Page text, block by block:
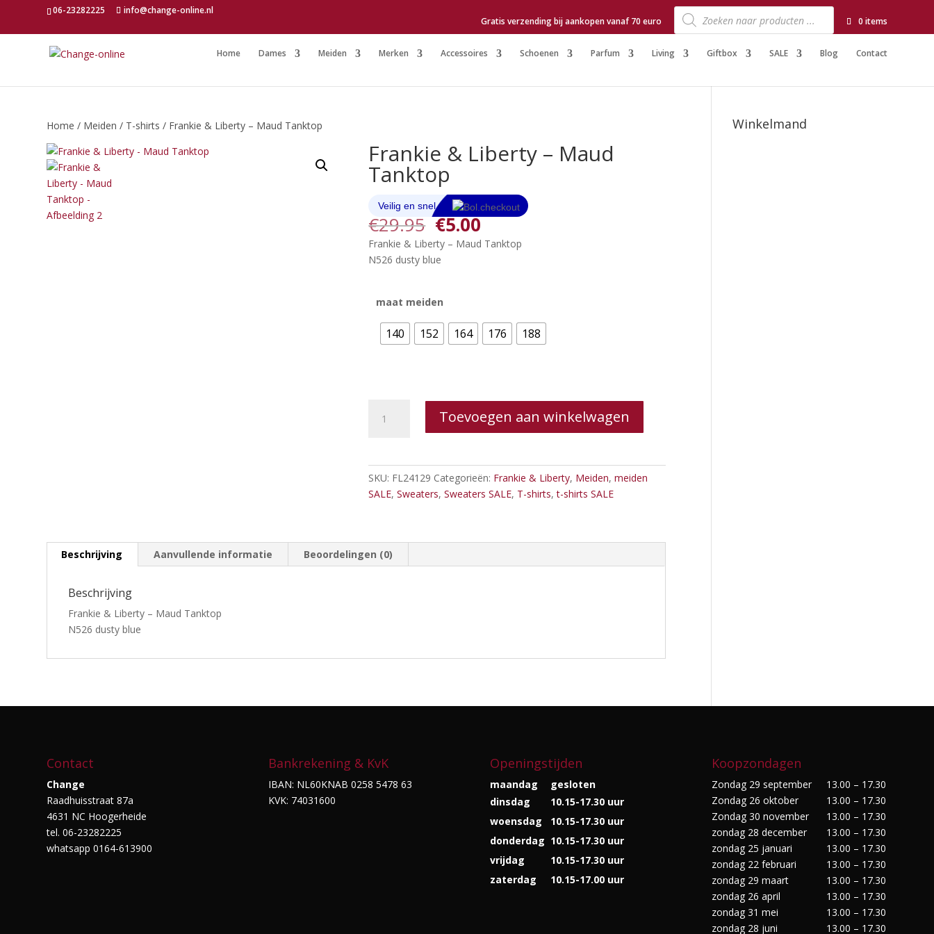
06-23282225
info@change-online.nl
Gratis verzending bij aankopen vanaf 70 euro
Producten
zoeken 0 items
Home Dames Meiden Merken Accessoires Schoenen Parfum Living Giftbox SALE Blog Contact
Home / Meiden / T-shirts / Frankie & Liberty – Maud Tanktop
Frankie & Liberty – Maud
Tanktop
€29.95 Oorspronkelijke
prijs
was:
€29.95.
€5.00Huidige
prijs
is:
Frankie & Liberty – Maud Tanktop
N526 dusty blue
maat meiden
140 152 164 176 188
aantal
Toevoegen aan winkelwagen
SKU: FL24129 Categorieën: Frankie & Liberty, Meiden,meiden
SALE,Sweaters,Sweaters SALE, T-shirts,t-shirts SALE
Beschrijving Aanvullende informatie Beoordelingen (0)
Beschrijving
Frankie & Liberty – Maud Tanktop
N526 dusty blue
Winkelmand
Contact
Change
Raadhuisstraat 87a
4631 NC Hoogerheide
tel. 06-23282225
whatsapp 0164-613900
Bankrekening & KvK
IBAN: NL60KNAB 0258 5478 63
KVK: 74031600
Openingstijden
maandag
gesloten
dinsdag
10.15-17.30 uur
woensdag
10.15-17.30 uur
donderdag 10.15-17.30 uur
vrijdag
10.15-17.30 uur
zaterdag
10.15-17.00 uur
Koopzondagen
Zondag 29 september
13.00 – 17.30
Zondag 26 oktober
13.00 – 17.30
Zondag 30 november
13.00 – 17.30
zondag 28 december
13.00 – 17.30
zondag 25 januari
13.00 – 17.30
zondag 22 februari
13.00 – 17.30
zondag 29 maart
13.00 – 17.30
zondag 26 april
13.00 – 17.30
zondag 31 mei
13.00 – 17.30
zondag 28 juni
13.00 – 17.30